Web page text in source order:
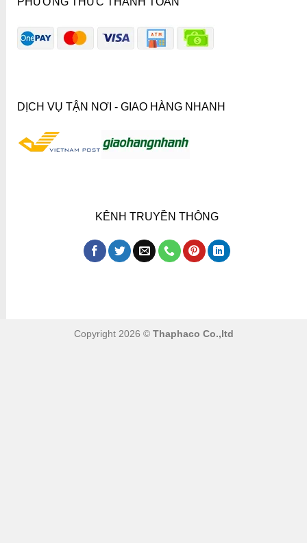
DỊCH VỤ TẬN NƠI - GIAO HÀNG NHANH
KÊNH TRUYỀN THÔNG
Copyright 2026 © Thaphaco Co.,ltd